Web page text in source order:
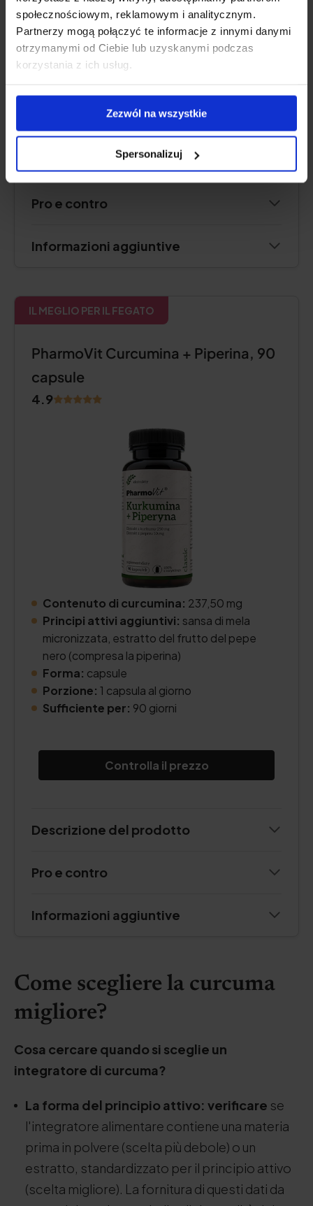
społecznościowym, reklamowym i analitycznym.
Partnerzy mogą połączyć te informacje z innymi danymi
otrzymanymi od Ciebie lub uzyskanymi podczas
korzystania z ich usług.
Zezwól na wszystkie
Spersonalizuj
Forma:capsule
Porzione:1 capsula
Sufficiente per:90 giorni
Controlla il prezzo
Descrizione del prodotto
Pro e contro
Informazioni aggiuntive
IL MEGLIO PER IL FEGATO
PharmoVit Curcumina + Piperina, 90
capsule
4.9
Contenuto di curcumina: 237,50 mg
Principi attivi aggiuntivi: sansa di mela
micronizzata, estratto del frutto del pepe
nero (compresa la piperina)
Forma: capsule
Porzione: 1 capsula al giorno
Sufficiente per: 90 giorni
Controlla il prezzo
Descrizione del prodotto
Pro e contro
Informazioni aggiuntive
Come scegliere la curcuma
migliore?
Cosa cercare quando si sceglie un
integratore di curcuma?
La forma del principio attivo: verificare se
l'integratore alimentare contiene una materia
prima in polvere (scelta più debole) o un
estratto, standardizzato per il principio attivo
(scelta migliore). La fornitura di questi dati da